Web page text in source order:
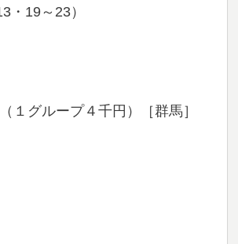
・19～23）
１グループ４千円）［群馬］